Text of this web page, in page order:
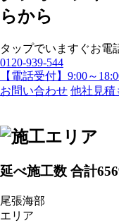
タップでいますぐお電
0120-939-544
【電話受付】9:00～
お問い合わせ 他社見積
延べ施工数 合計
尾張海部
エリア